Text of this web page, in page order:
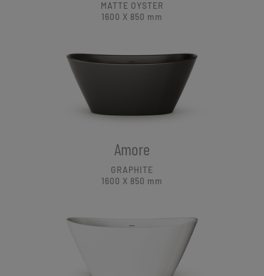
MATTE OYSTER
1600 X 850 mm
Amore
GRAPHITE
1600 X 850 mm